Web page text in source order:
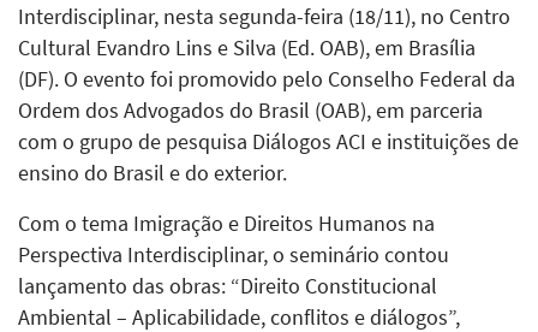
Interdisciplinar, nesta segunda-feira (18/11), no Centro
Cultural Evandro Lins e Silva (Ed. OAB), em Brasília
(DF). O evento foi promovido pelo Conselho Federal da
Ordem dos Advogados do Brasil (OAB), em parceria
com o grupo de pesquisa Diálogos ACI e instituições de
ensino do Brasil e do exterior.
Com o tema Imigração e Direitos Humanos na
Perspectiva Interdisciplinar, o seminário contou
lançamento das obras: “Direito Constitucional
Ambiental – Aplicabilidade, conflitos e diálogos”,